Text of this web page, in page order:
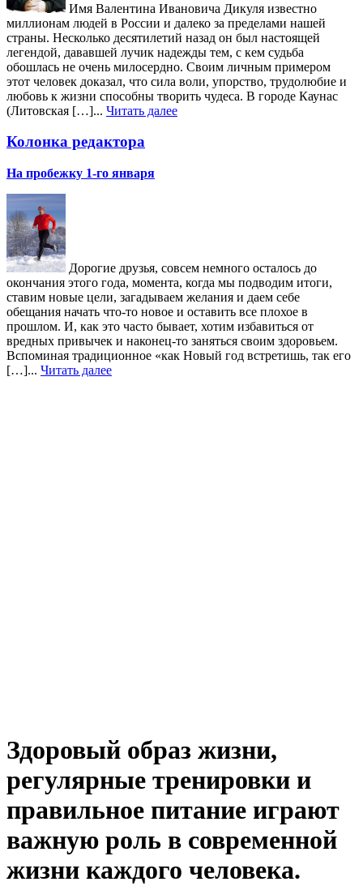
Имя Валентина Ивановича Дикуля известно
миллионам людей в России и далеко за пределами нашей
страны. Несколько десятилетий назад он был настоящей
легендой, дававшей лучик надежды тем, с кем судьба
обошлась не очень милосердно. Своим личным примером
этот человек доказал, что сила воли, упорство, трудолюбие и
любовь к жизни способны творить чудеса. В городе Каунас
(Литовская […]... Читать далее
Колонка редактора
На пробежку 1-го января
Дорогие друзья, совсем немного осталось до
окончания этого года, момента, когда мы подводим итоги,
ставим новые цели, загадываем желания и даем себе
обещания начать что-то новое и оставить все плохое в
прошлом. И, как это часто бывает, хотим избавиться от
вредных привычек и наконец-то заняться своим здоровьем.
Вспоминая традиционное «как Новый год встретишь, так его
[…]... Читать далее
Здоровый образ жизни,
регулярные тренировки и
правильное питание играют
важную роль в современной
жизни каждого человека.